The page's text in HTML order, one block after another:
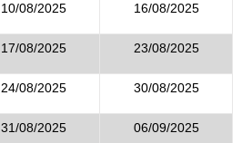
10/08/2025 16/08/2025
17/08/2025 23/08/2025
24/08/2025 30/08/2025
31/08/2025 06/09/2025